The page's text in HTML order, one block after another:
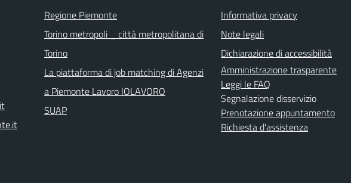
Regione Piemonte
Torino metropoli _ città metropolitana di
Torino
La piattaforma di job matching di Agenzi
a Piemonte Lavoro IOLAVORO
SUAP
Informativa privacy
Note legali
Dichiarazione di accessibilità
Amministrazione trasparente
Leggi le FAQ
Segnalazione disservizio
Prenotazione appuntamento
Richiesta d'assistenza